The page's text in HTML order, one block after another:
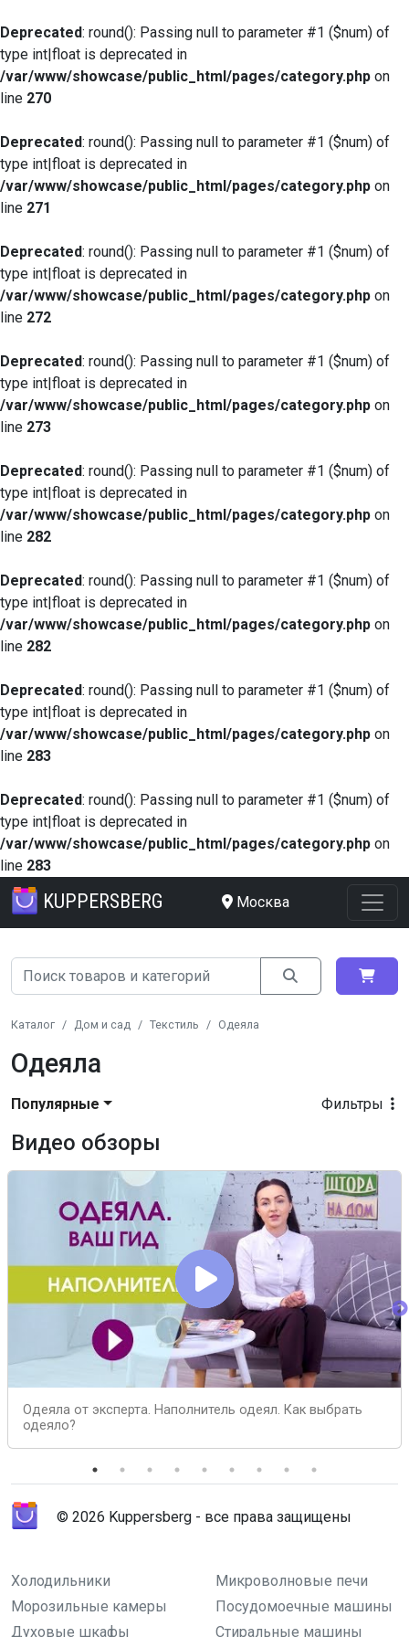
Deprecated: round(): Passing null to parameter #1 ($num) of
type int|float is deprecated in
/var/www/showcase/public_html/pages/category.php on
line 270
Deprecated: round(): Passing null to parameter #1 ($num) of
type int|float is deprecated in
/var/www/showcase/public_html/pages/category.php on
line 271
Deprecated: round(): Passing null to parameter #1 ($num) of
type int|float is deprecated in
/var/www/showcase/public_html/pages/category.php on
line 272
Deprecated: round(): Passing null to parameter #1 ($num) of
type int|float is deprecated in
/var/www/showcase/public_html/pages/category.php on
line 273
Deprecated: round(): Passing null to parameter #1 ($num) of
type int|float is deprecated in
/var/www/showcase/public_html/pages/category.php on
line 282
Deprecated: round(): Passing null to parameter #1 ($num) of
type int|float is deprecated in
/var/www/showcase/public_html/pages/category.php on
line 282
Deprecated: round(): Passing null to parameter #1 ($num) of
type int|float is deprecated in
/var/www/showcase/public_html/pages/category.php on
line 283
Deprecated: round(): Passing null to parameter #1 ($num) of
type int|float is deprecated in
/var/www/showcase/public_html/pages/category.php on
line 283
KUPPERSBERG Москва
Каталог Дом и сад Текстиль Одеяла
Одеяла
Фильтры
Популярные
Видео обзоры
Одеяла от эксперта. Наполнитель одеял. Как выбрать
одеяло?
© 2026 Kuppersberg - все права защищены
Холодильники
Микроволновые печи
Морозильные камеры
Посудомоечные машины
Духовые шкафы
Стиральные машины